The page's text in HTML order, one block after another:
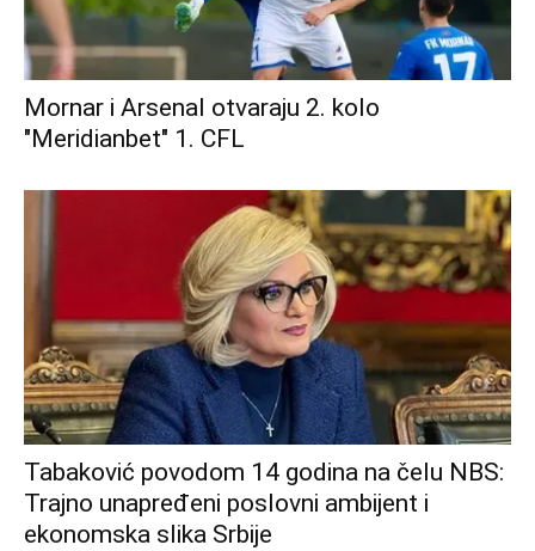
Mornar i Arsenal otvaraju 2. kolo
"Meridianbet" 1. CFL
Tabaković povodom 14 godina na čelu NBS:
Trajno unapređeni poslovni ambijent i
ekonomska slika Srbije